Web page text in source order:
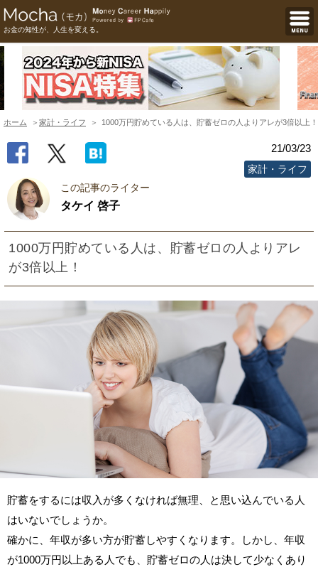
お金の知性が、人生を変える。
ホーム 家計・ライフ 1000万円貯めている人は、貯蓄ゼロの人よりアレが3倍以上！
21/03/23
家計・ライフ
この記事のライター
タケイ 啓子
1000万円貯めている人は、貯蓄ゼロの人よりアレ
が3倍以上！
貯蓄をするには収入が多くなければ無理、と思い込んでいる人
はいないでしょうか。
確かに、年収が多い方が貯蓄しやすくなります。しかし、年収
が1000万円以上ある人でも、貯蓄ゼロの人は決して少なくあり